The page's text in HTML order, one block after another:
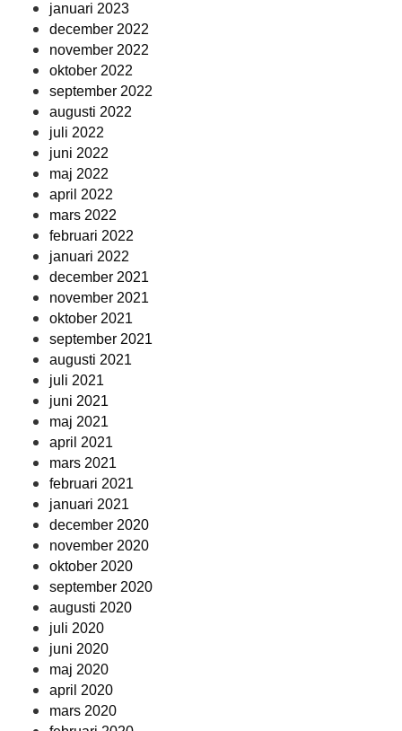
januari 2023
december 2022
november 2022
oktober 2022
september 2022
augusti 2022
juli 2022
juni 2022
maj 2022
april 2022
mars 2022
februari 2022
januari 2022
december 2021
november 2021
oktober 2021
september 2021
augusti 2021
juli 2021
juni 2021
maj 2021
april 2021
mars 2021
februari 2021
januari 2021
december 2020
november 2020
oktober 2020
september 2020
augusti 2020
juli 2020
juni 2020
maj 2020
april 2020
mars 2020